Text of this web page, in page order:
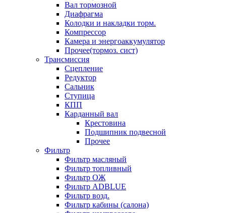
Вал тормозной
Диафрагма
Колодки и накладки торм.
Компрессор
Камера и энергоаккумулятор
Прочее(тормоз. сист)
Трансмиссия
Сцепление
Редуктор
Сальник
Ступица
КПП
Карданный вал
Крестовина
Подшипник подвесной
Прочее
Фильтр
Фильтр масляный
Фильтр топливный
Фильтр ОЖ
Фильтр ADBLUE
Фильтр возд.
Фильтр кабины (салона)